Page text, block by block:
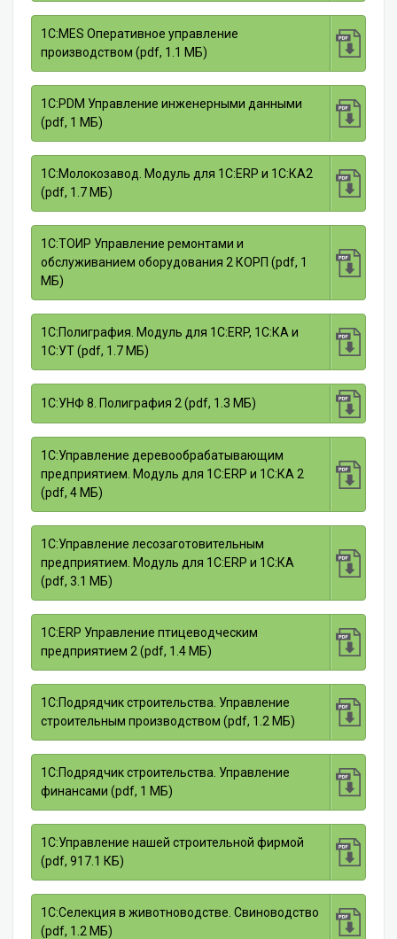
1С:MES Оперативное управление
производством (pdf, 1.1 МБ)
1С:PDM Управление инженерными данными
(pdf, 1 МБ)
1С:Молокозавод. Модуль для 1С:ERP и 1C:КА2
(pdf, 1.7 МБ)
1С:ТОИР Управление ремонтами и
обслуживанием оборудования 2 КОРП (pdf, 1
МБ)
1С:Полиграфия. Модуль для 1С:ERP, 1С:КА и
1С:УТ (pdf, 1.7 МБ)
1C:УНФ 8. Полиграфия 2 (pdf, 1.3 МБ)
1С:Управление деревообрабатывающим
предприятием. Модуль для 1С:ERP и 1С:КА 2
(pdf, 4 МБ)
1С:Управление лесозаготовительным
предприятием. Модуль для 1С:ERP и 1C:КА
(pdf, 3.1 МБ)
1С:ERP Управление птицеводческим
предприятием 2 (pdf, 1.4 МБ)
1С:Подрядчик строительства. Управление
строительным производством (pdf, 1.2 МБ)
1С:Подрядчик строительства. Управление
финансами (pdf, 1 МБ)
1С:Управление нашей строительной фирмой
(pdf, 917.1 КБ)
1С:Селекция в животноводстве. Свиноводство
(pdf, 1.2 МБ)